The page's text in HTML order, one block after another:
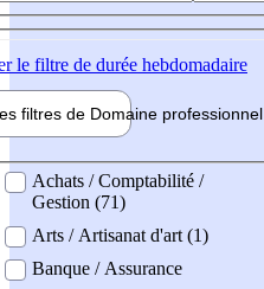
le filtre de durée hebdomadaire
filtres de Domaine professionnel
professionel
Achats / Comptabilité /
Gestion (71)
Arts / Artisanat d'art (1)
Banque / Assurance